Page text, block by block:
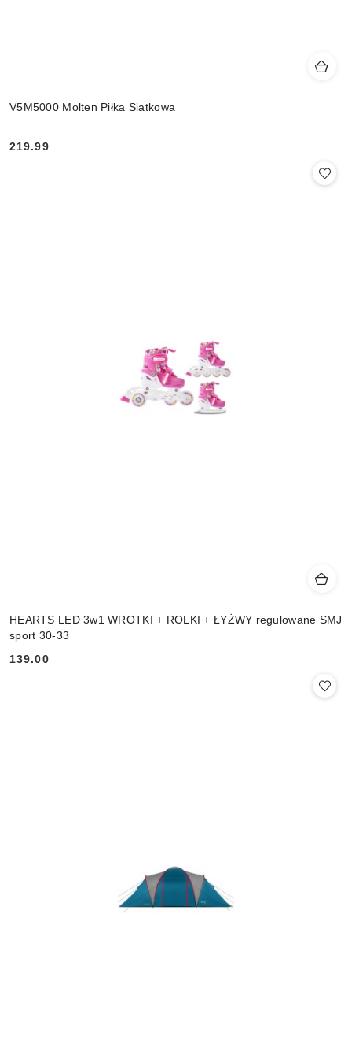
V5M5000 Molten Piłka Siatkowa
Cena:
219.99
HEARTS LED 3w1 WROTKI + ROLKI + ŁYŻWY regulowane SMJ
sport 30-33
Cena:
139.00